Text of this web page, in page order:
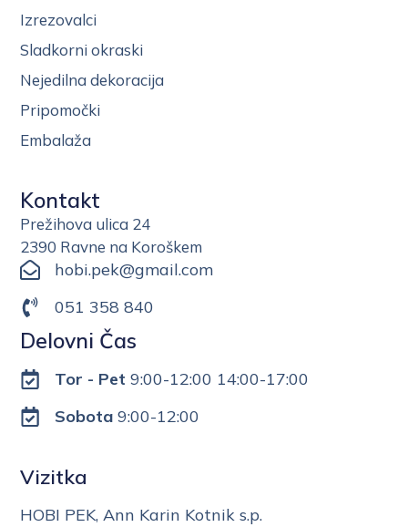
Izrezovalci
Sladkorni okraski
Nejedilna dekoracija
Pripomočki
Embalaža
Kontakt
Prežihova ulica 24
2390 Ravne na Koroškem
hobi.pek@gmail.com
051 358 840
Delovni Čas
Tor - Pet 9:00-12:00 14:00-17:00
Sobota9:00-12:00
Vizitka
HOBI PEK, Ann Karin Kotnik s.p.